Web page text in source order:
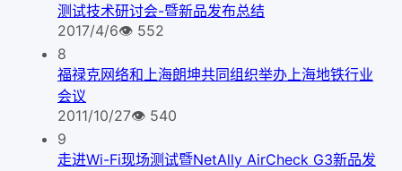
测试技术研讨会-暨新品发布总结
2017/4/6👁 552
8
福禄克网络和上海朗坤共同组织举办上海地铁行业
会议
2011/10/27👁 540
9
走进Wi-Fi现场测试暨NetAlly AirCheck G3新品发